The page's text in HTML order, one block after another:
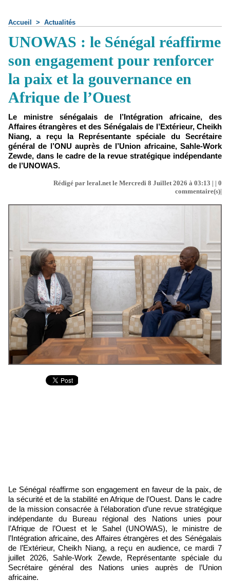
Accueil > Actualités
UNOWAS : le Sénégal réaffirme
son engagement pour renforcer
la paix et la gouvernance en
Afrique de l’Ouest
Le ministre sénégalais de l’Intégration africaine, des
Affaires étrangères et des Sénégalais de l’Extérieur, Cheikh
Niang, a reçu la Représentante spéciale du Secrétaire
général de l’ONU auprès de l’Union africaine, Sahle-Work
Zewde, dans le cadre de la revue stratégique indépendante
de l’UNOWAS.
Rédigé par leral.net le Mercredi 8 Juillet 2026 à 03:13 | | 0
commentaire(s)|
Le Sénégal réaffirme son engagement en faveur de la paix, de
la sécurité et de la stabilité en Afrique de l’Ouest. Dans le cadre
de la mission consacrée à l’élaboration d’une revue stratégique
indépendante du Bureau régional des Nations unies pour
l’Afrique de l’Ouest et le Sahel (UNOWAS), le ministre de
l’Intégration africaine, des Affaires étrangères et des Sénégalais
de l’Extérieur, Cheikh Niang, a reçu en audience, ce mardi 7
juillet 2026, Sahle-Work Zewde, Représentante spéciale du
Secrétaire général des Nations unies auprès de l’Union
africaine.